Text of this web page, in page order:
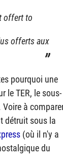
offert to
offerts aux
pourquoi une
leTER, le sous-
à
détruit sous la
(où il n'y a
du